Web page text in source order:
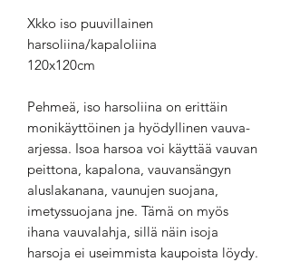
Xkko iso puuvillainen
harsoliina/kapaloliina
120x120cm
Pehmeä, iso harsoliina on erittäin
monikäyttöinen ja hyödyllinen vauva-
arjessa. Isoa harsoa voi käyttää vauvan
peittona, kapalona, vauvansängyn
aluslakanana, vaunujen suojana,
imetyssuojana jne. Tämä on myös
ihana vauvalahja, sillä näin isoja
harsoja ei useimmista kaupoista löydy.